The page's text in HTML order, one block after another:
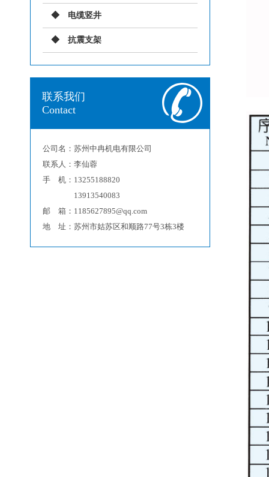
电缆竖井
抗震支架
联系我们
Contact
公司名：苏州中冉机电有限公司
联系人：李仙蓉
手 机：13255188820
13913540083
邮 箱：1185627895@qq.com
地 址：苏州市姑苏区和顺路77号3栋3楼